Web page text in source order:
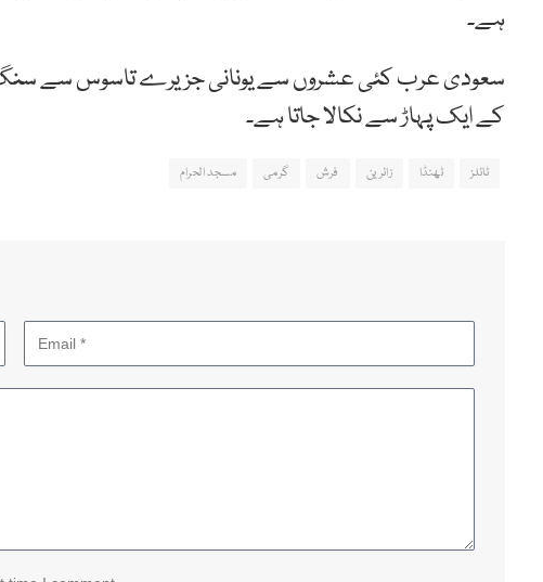
ہے۔
سعودی عرب کئی عشروں سے یونانی جزیرے تاسوس سے سنگ
کے ایک پہاڑ سے نکالا جاتا ہے۔
ٹائلز ٹھنڈا زائرین فرش گرمی مسجد الحرام